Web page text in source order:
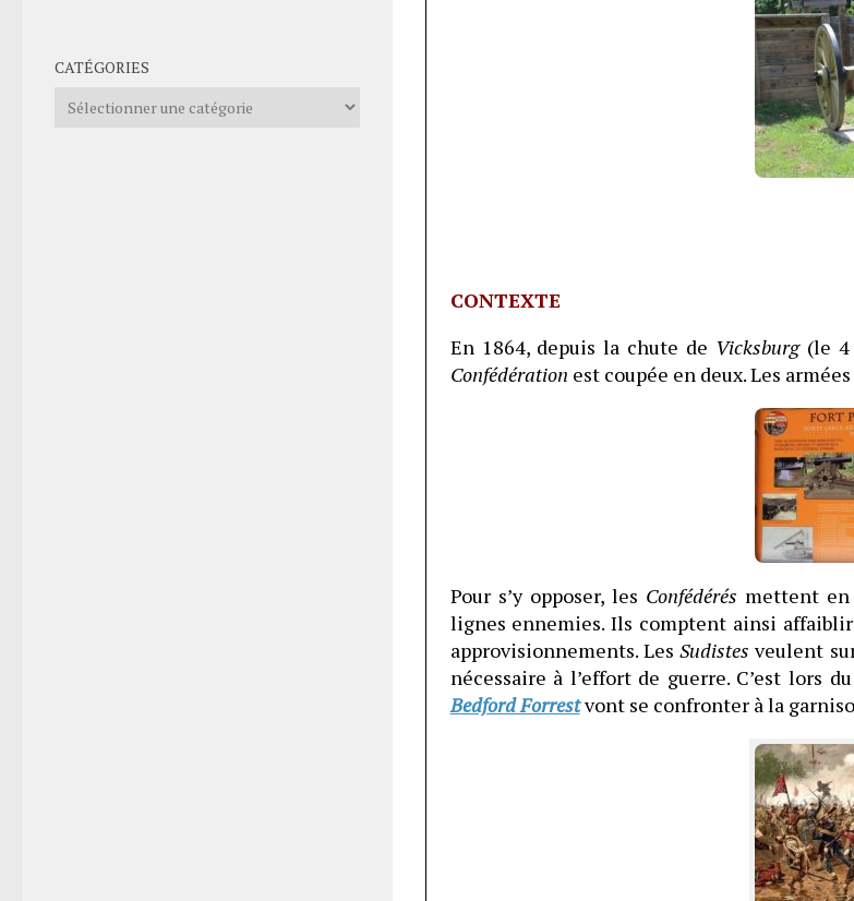
CONTEXTE
En 1864, depuis la chute de Vicksburg(le 4
Confédération est coupée en deux. Les
Pour s’y opposer, les Confédérés mettent en
lignes ennemies. Ils comptent ainsi affaiblir
approvisionnements. LesSudistes veulent
nécessaire à l’effort de guerre. C’est lors
Bedford Forrestvont se confronter à la
CATÉGORIES
Catégories